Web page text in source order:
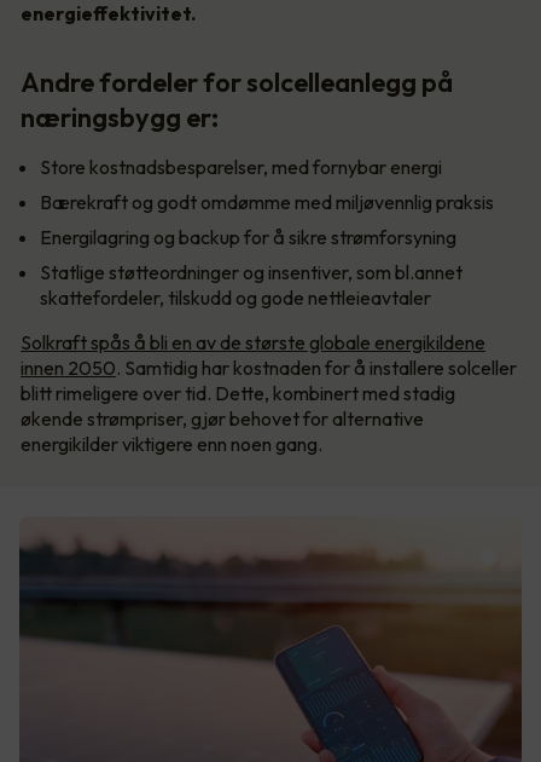
energieffektivitet.
Andre fordeler for solcelleanlegg på
næringsbygg er:
Store kostnadsbesparelser, med fornybar energi
Bærekraft og godt omdømme med miljøvennlig praksis
Energilagring og backup for å sikre strømforsyning
Statlige støtteordninger og insentiver, som bl.annet
skattefordeler, tilskudd og gode nettleieavtaler
Solkraft spås å bli en av de største globale energikildene
innen 2050. Samtidig har kostnaden for å installere solceller
blitt rimeligere over tid. Dette, kombinert med stadig
økende strømpriser, gjør behovet for alternative
energikilder viktigere enn noen gang.